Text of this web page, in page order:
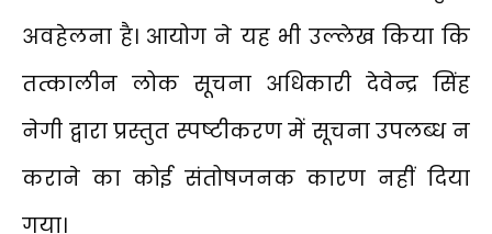
अवहेलना है। आयोग ने यह भी उल्लेख किया कि
तत्कालीन लोक सूचना अधिकारी देवेन्द्र सिंह
नेगी द्वारा प्रस्तुत स्पष्टीकरण में सूचना उपलब्ध न
कराने का कोई संतोषजनक कारण नहीं दिया
गया।